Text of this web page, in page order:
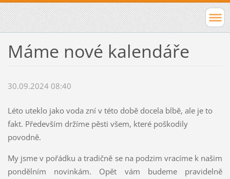
Máme nové kalendáře
30.09.2024 08:40
Léto uteklo jako voda zní v této době docela blbě, ale je to
fakt. Především držíme pěsti všem, které poškodily
povodně.
My jsme v pořádku a tradičně se na podzim vracíme k našim
pondělním novinkám. Opět vám budeme pravidelně